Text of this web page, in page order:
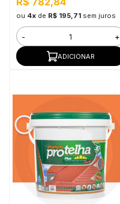
ou 4xde R$ 195,71 sem juros
- +
ADICIONAR